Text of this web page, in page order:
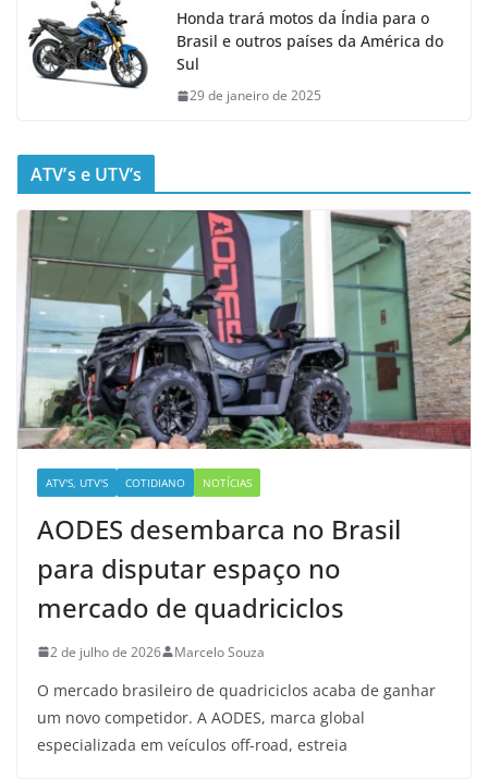
Honda trará motos da Índia para o
Brasil e outros países da América do
Sul
29 de janeiro de 2025
ATV’s e UTV’s
ATV'S, UTV'S COTIDIANO NOTÍCIAS
AODES desembarca no Brasil
para disputar espaço no
mercado de quadriciclos
2 de julho de 2026 Marcelo Souza
O mercado brasileiro de quadriciclos acaba de ganhar
um novo competidor. A AODES, marca global
especializada em veículos off-road, estreia